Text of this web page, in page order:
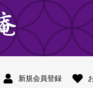
新規会員登録